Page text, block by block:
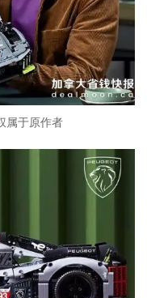
属于原作者